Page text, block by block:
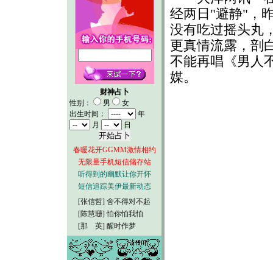
财神占卜
性别：
男
女
出生时间：
年
月
日
春暖花开GGMM激情相约
无限量手机短信储存站
听得到的幽默让你开怀
短信追踪美伊最新动态
[张信哲] 舍不得对不起
[陈慧珊] 怕你怕我怕
[那 英] 醒时作梦
经两日"避静"，
没有吃过摇头丸
更真情流露，剖
不能再唱《男人
媒。